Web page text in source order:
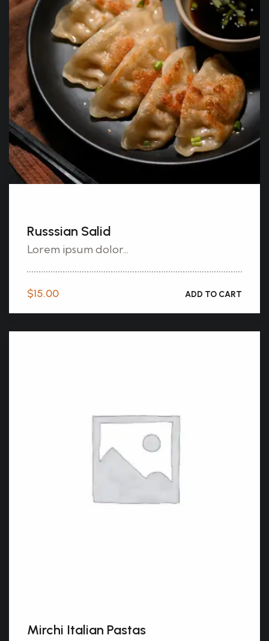
Russsian Salid
Lorem ipsum dolor...
$15.00 ADD TO CART
Mirchi Italian Pastas